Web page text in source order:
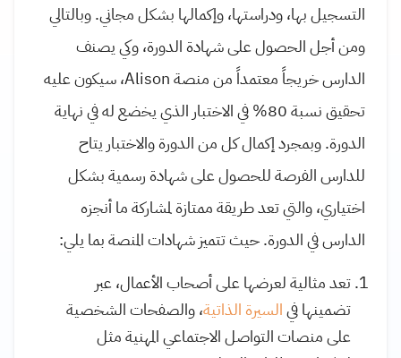
التسجيل بها، ودراستها، وإكمالها بشكل مجاني. وبالتالي
ومن أجل الحصول على شهادة الدورة، وكي يصنف
الدارس خريجاً معتمداً من منصة Alison، سيكون عليه
تحقيق نسبة 80% في الاختبار الذي يخضع له في نهاية
الدورة. وبمجرد إكمال كل من الدورة والاختبار يتاح
للدارس الفرصة للحصول على شهادة رسمية بشكل
اختياري، والتي تعد طريقة ممتازة لمشاركة ما أنجزه
الدارس في الدورة. حيث تتميز شهادات المنصة بما يلي:
تعد مثالية لعرضها على أصحاب الأعمال، عبر
تضمينها فيالسيرة الذاتية، والصفحات الشخصية
على منصات التواصل الاجتماعي المهنية مثل